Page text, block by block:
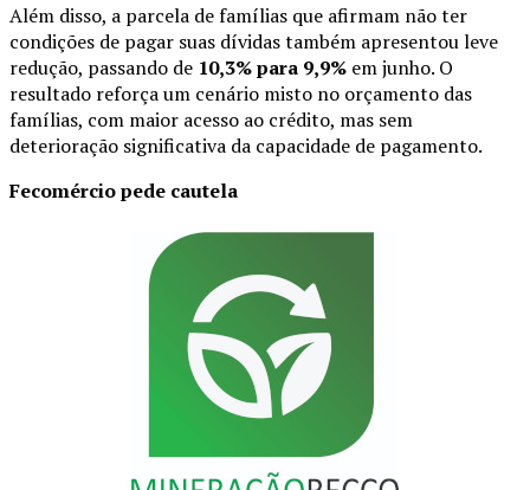
Além disso, a parcela de famílias que afirmam não ter
condições de pagar suas dívidas também apresentou leve
redução, passando de 10,3% para 9,9% em junho. O
resultado reforça um cenário misto no orçamento das
famílias, com maior acesso ao crédito, mas sem
deterioração significativa da capacidade de pagamento.
Fecomércio pede cautela